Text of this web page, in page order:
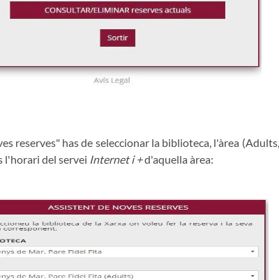
reserves" has de seleccionar la biblioteca, l'àrea
l'horari del servei Internet i +d'aquella àrea: